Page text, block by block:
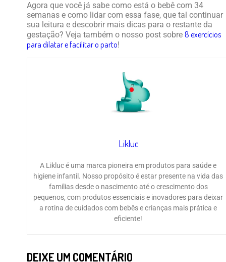
Agora que você já sabe como está o bebê com 34
semanas e como lidar com essa fase, que tal continuar
sua leitura e descobrir mais dicas para o restante da
gestação? Veja também o nosso post sobre 8 exercícios
para dilatar e facilitar o parto!
Likluc
A Likluc é uma marca pioneira em produtos para saúde e
higiene infantil. Nosso propósito é estar presente na vida das
famílias desde o nascimento até o crescimento dos
pequenos, com produtos essenciais e inovadores para deixar
a rotina de cuidados com bebês e crianças mais prática e
eficiente!
DEIXE UM COMENTÁRIO